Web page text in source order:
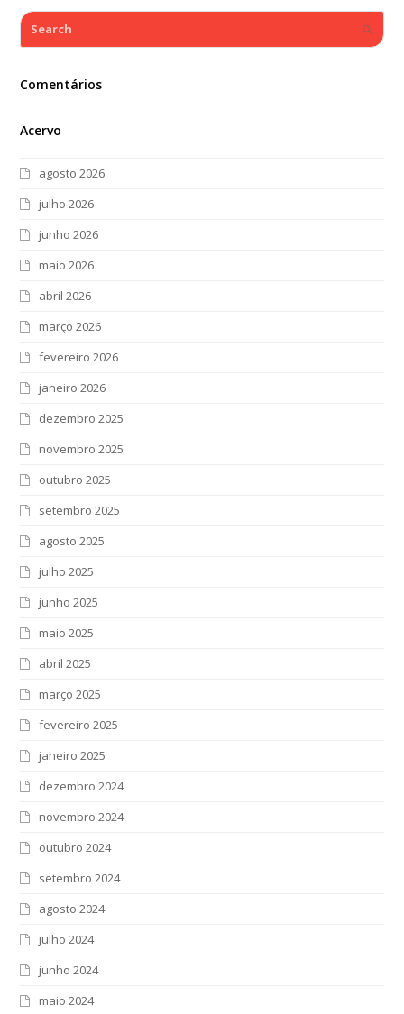
Search
Comentários
Acervo
agosto 2026
julho 2026
junho 2026
maio 2026
abril 2026
março 2026
fevereiro 2026
janeiro 2026
dezembro 2025
novembro 2025
outubro 2025
setembro 2025
agosto 2025
julho 2025
junho 2025
maio 2025
abril 2025
março 2025
fevereiro 2025
janeiro 2025
dezembro 2024
novembro 2024
outubro 2024
setembro 2024
agosto 2024
julho 2024
junho 2024
maio 2024